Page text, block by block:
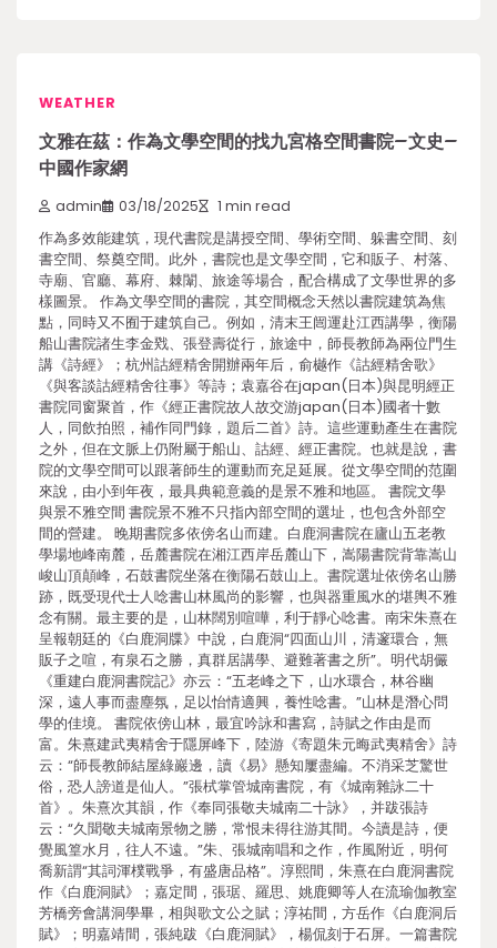
WEATHER
文雅在茲：作為文學空間的找九宮格空間書院–文史–
中國作家網
admin 03/18/2025 1 min read
作為多效能建筑，現代書院是講授空間、學術空間、躲書空間、刻
書空間、祭奠空間。此外，書院也是文學空間，它和販子、村落、
寺廟、官廳、幕府、棘闈、旅途等場合，配合構成了文學世界的多
樣圖景。 作為文學空間的書院，其空間概念天然以書院建筑為焦
點，同時又不囿于建筑自己。例如，清末王闿運赴江西講學，衡陽
船山書院諸生李金戣、張登壽從行，旅途中，師長教師為兩位門生
講《詩經》；杭州詁經精舍開辦兩年后，俞樾作《詁經精舍歌》
《與客談詁經精舍往事》等詩；袁嘉谷在japan(日本)與昆明經正
書院同窗聚首，作《經正書院故人故交游japan(日本)國者十數
人，同飲拍照，補作同門錄，題后二首》詩。這些運動產生在書院
之外，但在文脈上仍附屬于船山、詁經、經正書院。也就是說，書
院的文學空間可以跟著師生的運動而充足延展。從文學空間的范圍
來說，由小到年夜，最具典範意義的是景不雅和地區。 書院文學
與景不雅空間 書院景不雅不只指內部空間的選址，也包含外部空
間的營建。 晚期書院多依傍名山而建。白鹿洞書院在廬山五老教
學場地峰南麓，岳麓書院在湘江西岸岳麓山下，嵩陽書院背靠嵩山
峻山頂顛峰，石鼓書院坐落在衡陽石鼓山上。書院選址依傍名山勝
跡，既受現代士人唸書山林風尚的影響，也與器重風水的堪輿不雅
念有關。最主要的是，山林闊別喧嘩，利于靜心唸書。南宋朱熹在
呈報朝廷的《白鹿洞牒》中說，白鹿洞“四面山川，清邃環合，無
販子之喧，有泉石之勝，真群居講學、避難著書之所”。明代胡儼
《重建白鹿洞書院記》亦云：“五老峰之下，山水環合，林谷幽
深，遠人事而盡塵氛，足以怡情適興，養性唸書。”山林是潛心問
學的佳境。 書院依傍山林，最宜吟詠和書寫，詩賦之作由是而
富。朱熹建武夷精舍于隱屏峰下，陸游《寄題朱元晦武夷精舍》詩
云：“師長教師結屋綠巖邊，讀《易》懸知屢盡編。不消采芝驚世
俗，恐人謗道是仙人。”張栻掌管城南書院，有《城南雜詠二十
首》。朱熹次其韻，作《奉同張敬夫城南二十詠》，并跋張詩
云：“久聞敬夫城南景物之勝，常恨未得往游其間。今讀是詩，便
覺風篁水月，往人不遠。”朱、張城南唱和之作，作風附近，明何
喬新謂“其詞渾樸戰爭，有盛唐品格”。淳熙間，朱熹在白鹿洞書院
作《白鹿洞賦》；嘉定間，張琚、羅思、姚鹿卿等人在流瑜伽教室
芳橋旁會講洞學畢，相與歌文公之賦；淳祐間，方岳作《白鹿洞后
賦》；明嘉靖間，張純跋《白鹿洞賦》，楊侃刻于石屏。一篇書院